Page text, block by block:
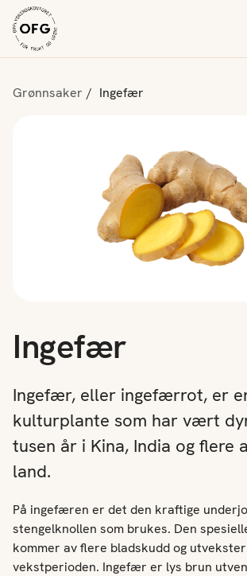
Grønnsaker Ingefær
Ingefær
Ingefær, eller ingefærrot, er
kulturplante som har vært
tusen år i Kina, India og flere
land.
På ingefæren er det den kraftige
stengelknollen som brukes. Den
kommer av flere bladskudd og
vekstperioden. Ingefær er lys brun